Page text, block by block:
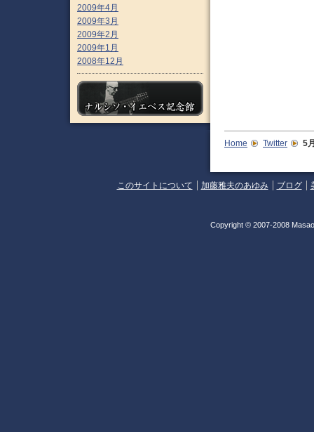
2009年4月
2009年3月
2009年2月
2009年1月
2008年12月
Home Twitter 5
このサイトについて 加藤雅夫のあゆみ ブログ
Copyright © 2007-2008